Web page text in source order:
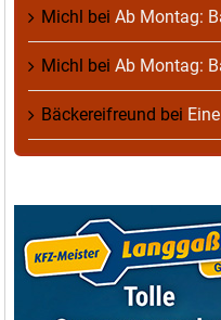
Michl bei Ab Montag:
Michl bei Ab Montag:
Bäckereifreund bei